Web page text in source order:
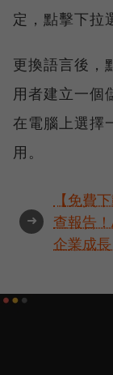
定，點擊下拉
更換語言後，
用者建立一個
在電腦上選擇
用。
➜
【免費
查報告
企業成長